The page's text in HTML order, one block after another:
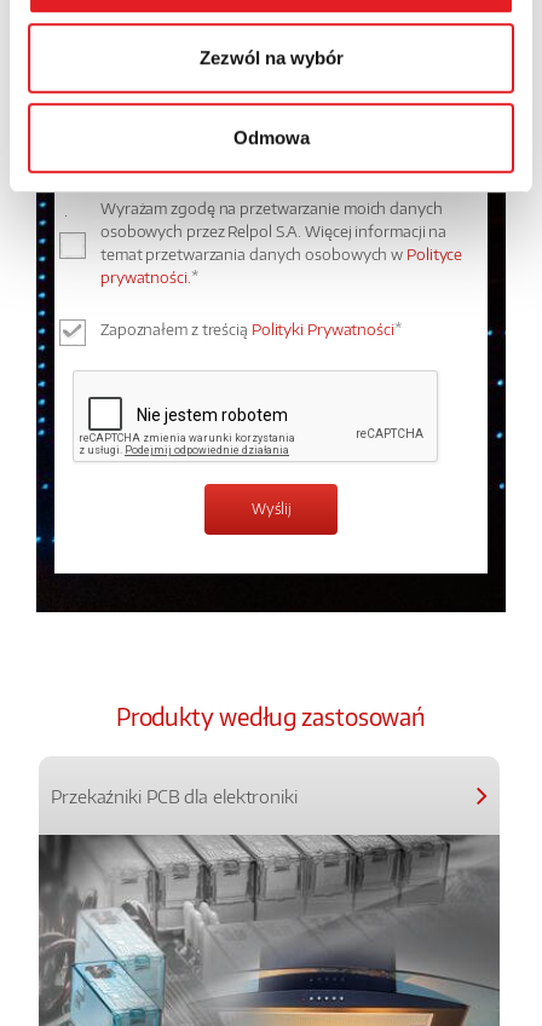
Zezwól na wybór
Odmowa
Treść: *
Wyrażam zgodę na przetwarzanie moich danych
osobowych przez Relpol S.A. Więcej informacji na
temat przetwarzania danych osobowych w Polityce
prywatności.*
Zapoznałem z treścią Polityki Prywatności*
Produkty według zastosowań
Przekaźniki PCB dla elektroniki